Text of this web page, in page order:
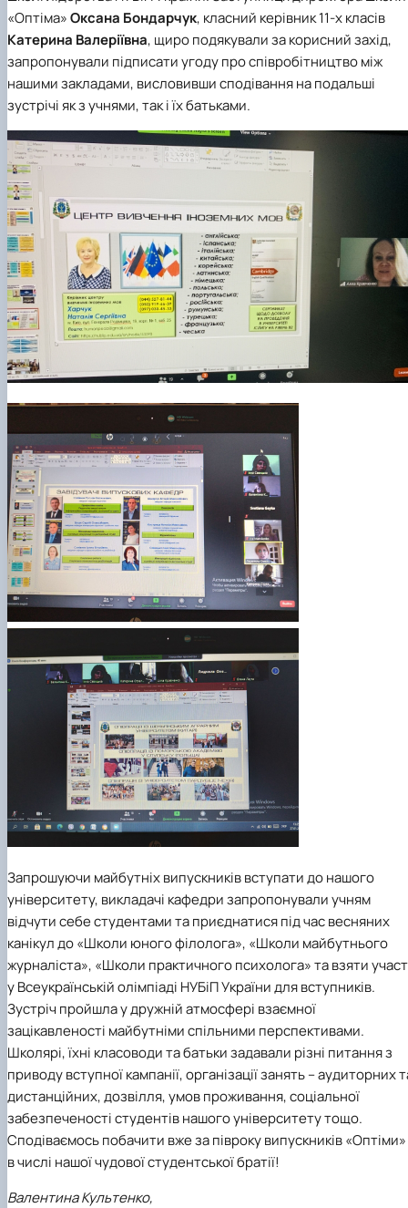
«Оптіма»Оксана Бондарчук, класний керівник 11-х класів
Катерина Валеріївна, щиро подякували за корисний захід,
запропонували підписати угоду про співробітництво між
нашими закладами, висловивши сподівання на подальші
зустрічі як з учнями, так і їх батьками.
Запрошуючи майбутніх випускників вступати до нашого
університету, викладачі кафедри запропонували учням
відчути себе студентами та приєднатися під час весняних
канікул до «Школи юного філолога», «Школи майбутнього
журналіста», «Школи практичного психолога» та взяти
у Всеукраїнській олімпіаді НУБіП України для вступників.
Зустріч пройшла у дружній атмосфері взаємної
зацікавленості майбутніми спільними перспективами.
Школярі, їхні класоводи та батьки задавали різні питання з
приводу вступної кампанії, організації занять – аудиторних
дистанційних, дозвілля, умов проживання, соціальної
забезпеченості студентів нашого університету тощо.
Сподіваємось побачити вже за півроку випускників «Оптіми»
в числі нашої чудової студентської братії!
Валентина Культенко,